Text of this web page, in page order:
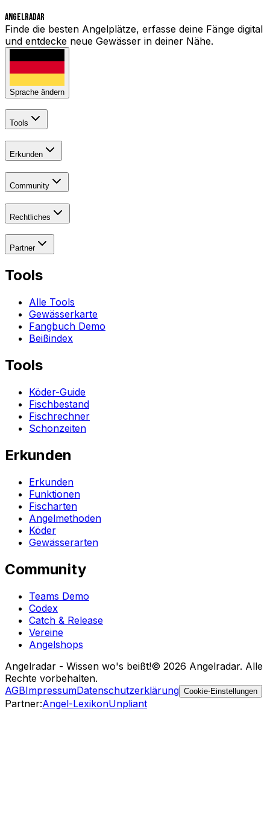
Angelradar
Finde die besten Angelplätze, erfasse deine Fänge digital
und entdecke neue Gewässer in deiner Nähe.
Sprache ändern
Tools
Erkunden
Community
Rechtliches
Partner
Tools
Alle Tools
Gewässerkarte
Fangbuch Demo
Beißindex
Tools
Köder-Guide
Fischbestand
Fischrechner
Schonzeiten
Erkunden
Erkunden
Funktionen
Fischarten
Angelmethoden
Köder
Gewässerarten
Community
Teams Demo
Codex
Catch & Release
Vereine
Angelshops
Angelradar - Wissen wo's beißt!© 2026 Angelradar. Alle
Rechte vorbehalten.
AGBImpressumDatenschutzerklärung Cookie-Einstellungen
Partner:Angel-LexikonUnpliant